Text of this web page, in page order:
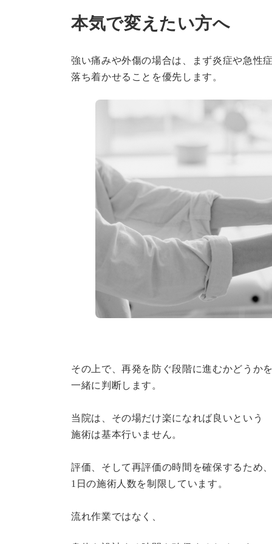
本気で変えたい方へ
強い痛みや外傷の場合は、まず炎症や急性
落ち着かせることを優先します。
その上で、再発を防ぐ段階に進むかどうか
一緒に判断します。
当院は、その場だけ楽になれば良いという
施術は基本行いません。
評価、そして再評価の時間を確保するため
1日の施術人数を制限しています。
流れ作業ではなく、